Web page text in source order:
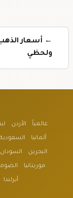
← أسعار الذهب
ولحظي
عالمياً الأردن
ألمانيا السعودية
البحرين السودان
موريتانيا
أيرلندا